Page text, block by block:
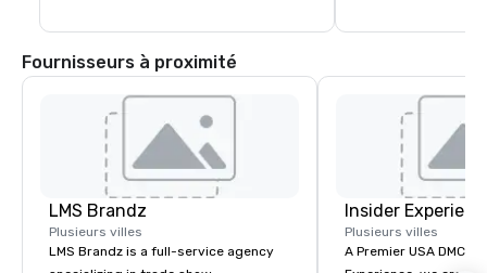
avec orchestre en direct et de nombreux
programmes éducatifs et
communautaires.
Fournisseurs à proximité
LMS Brandz
Plusieurs villes
LMS Brandz is a full-service agency
Insider
Plusieurs villes
A Premier USA DMC Partner